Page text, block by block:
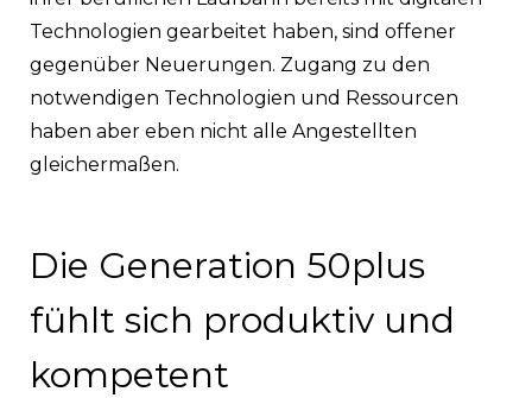
Technologien gearbeitet haben, sind offener
gegenüber Neuerungen. Zugang zu den
notwendigen Technologien und Ressourcen
haben aber eben nicht alle Angestellten
gleichermaßen.
Die Generation 50plus
fühlt sich produktiv und
kompetent